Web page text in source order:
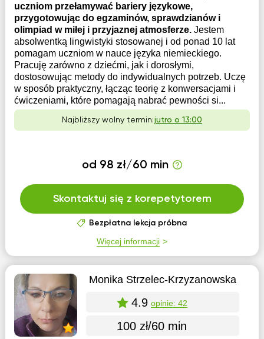
uczniom przełamywać bariery językowe,
przygotowując do egzaminów, sprawdzianów i
olimpiad w miłej i przyjaznej atmosferze. Jestem
absolwentką lingwistyki stosowanej i od ponad 10 lat
pomagam uczniom w nauce języka niemieckiego.
Pracuję zarówno z dziećmi, jak i dorosłymi,
dostosowując metody do indywidualnych potrzeb. Uczę
w sposób praktyczny, łącząc teorię z konwersacjami i
ćwiczeniami, które pomagają nabrać pewności si...
Najbliższy wolny termin:jutro o 13:00
od 98 zł/60 min
Skontaktuj się z korepetytorem
Bezpłatna lekcja próbna
Więcej informacji
Monika Strzelec-Krzyzanowska
4.9 opinie: 42
100 zł/60 min